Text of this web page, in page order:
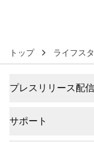
トップ ライフス
プレスリリース配信
サポート